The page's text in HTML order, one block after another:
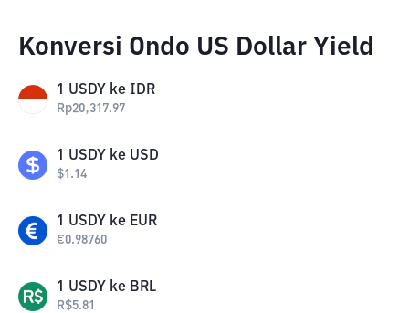
Konversi Ondo US Dollar Yield
1 USDY ke IDR
Rp20,317.97
1 USDY ke USD
$1.14
1 USDY ke EUR
€0.98760
1 USDY ke BRL
R$5.81